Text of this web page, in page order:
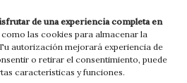
de una experiencia completa en
las cookies para almacenar la
autorización mejorará experiencia de
o retirar el consentimiento, puede
características y funciones.
doblaje y la pican
parte de
que quepa por
A veces cogen